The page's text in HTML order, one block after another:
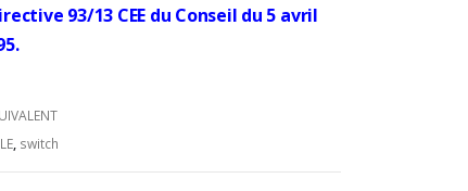
93/13 CEE du Conseil du 5 avril
, switch